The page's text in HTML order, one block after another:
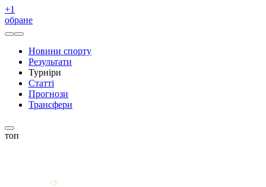
+1
обране
Новини спорту
Результати
Турніри
Статті
Прогнози
Трансфери
топ